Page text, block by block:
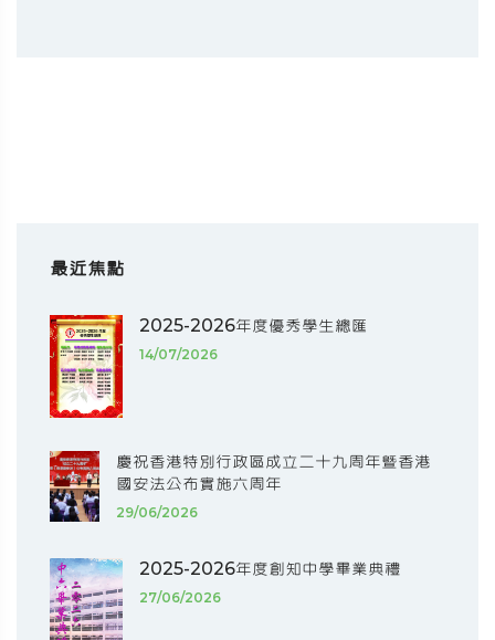
最近焦點
2025-2026年度優秀學生總匯
14/07/2026
慶祝香港特別行政區成立二十九周年暨香港
國安法公布實施六周年
29/06/2026
2025-2026年度創知中學畢業典禮
27/06/2026